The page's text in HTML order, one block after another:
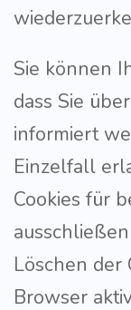
Sie können
dass Sie
informiert
Einzelfall
Cookies für
Löschen der
Browser